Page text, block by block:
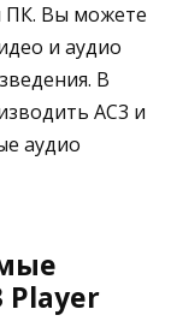
ПК. Вы можете
и аудио
В
AC3 и
аудио
Player